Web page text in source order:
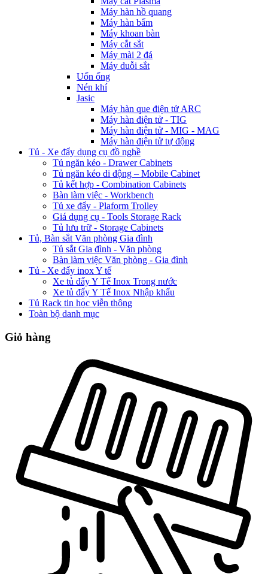
Máy hàn hồ quang
Máy hàn bẩm
Máy khoan bàn
Máy cắt sắt
Máy mài 2 đá
Máy duỗi sắt
Uốn ống
Nén khí
Jasic
Máy hàn que điện tử ARC
Máy hàn điện tử - TIG
Máy hàn điện tử - MIG - MAG
Máy hàn điện tử tự động
Tủ - Xe đẩy dụng cụ đồ nghề
Tủ ngăn kéo - Drawer Cabinets
Tủ ngăn kéo di động – Mobile Cabinet
Tủ kết hợp - Combination Cabinets
Bàn làm việc - Workbench
Tủ xe đẩy - Plaform Trolley
Giá dụng cụ - Tools Storage Rack
Tủ lưu trữ - Storage Cabinets
Tủ, Bàn sắt Văn phòng Gia đình
Tủ sắt Gia đình - Văn phòng
Bàn làm việc Văn phòng - Gia đình
Tủ - Xe đẩy inox Y tế
Xe tủ đẩy Y Tế Inox Trong nước
Xe tủ đẩy Y Tế Inox Nhập khẩu
Tủ Rack tin học viễn thông
Toàn bộ danh mục
Giỏ hàng